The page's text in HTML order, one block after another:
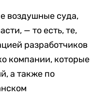
воздушные суда,
— то есть, те,
разработчиков
компании, которые
а также по